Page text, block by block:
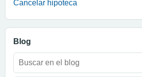
Cancelar hipoteca
Blog
Buscar: